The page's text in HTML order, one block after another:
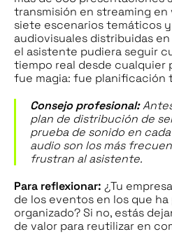
transmisión en streaming en
siete escenarios temáticos
audiovisuales distribuidas en
el asistente pudiera seguir
tiempo real desde cualquier
fue magia: fue planificación
Consejo profesional:
plan de distribución de
prueba de sonido en
audio son los más
frustran al asistente.
Para reflexionar: ¿Tu
de los eventos en los que
organizado? Si no, estás
de valor para reutilizar en